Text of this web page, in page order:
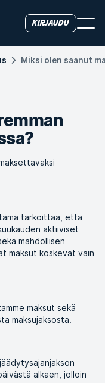
Kirjaudu
Miksi olen saanut
tarkoittaa, että
aktiiviset
mahdollisen
maksut koskevat vain
maksut sekä
maksujaksosta.
alkaen, jolloin